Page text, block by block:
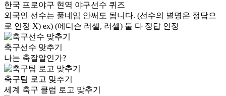
한국 프로야구 현역 야구선수 퀴즈
외국인 선수는 풀네임 안써도 됩니다. (선수의 별명은 정답으
로 인정 X) ex) (에디슨 러셀, 러셀) 둘 다 정답 인정
축구선수 맞추기
나는 축잘알인가?
축구팀 로고 맞추기
세계 축구 클럽 로고 맞추기